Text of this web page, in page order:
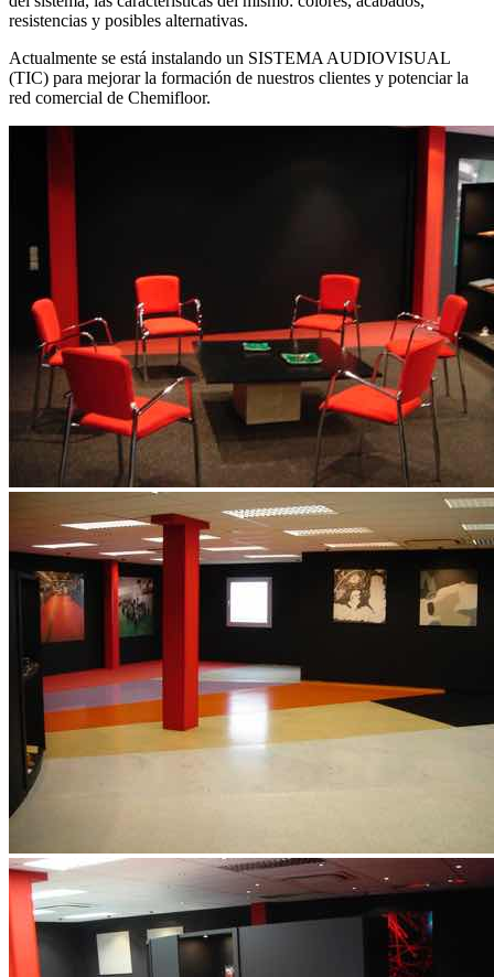
resistencias y posibles alternativas.
Actualmente se está instalando un SISTEMA AUDIOVISUAL
(TIC) para mejorar la formación de nuestros clientes y potenciar la
red comercial de Chemifloor.